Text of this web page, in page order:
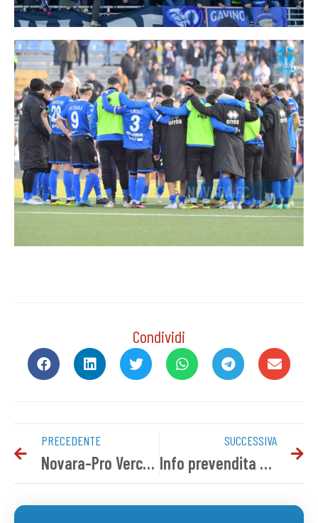
Condividi
PRECEDENTE
Novara-Pro Vercelli 0-1 | Il tabellino del match
SUCCESSIVA
Info prevendita Novara-Albinoleffe